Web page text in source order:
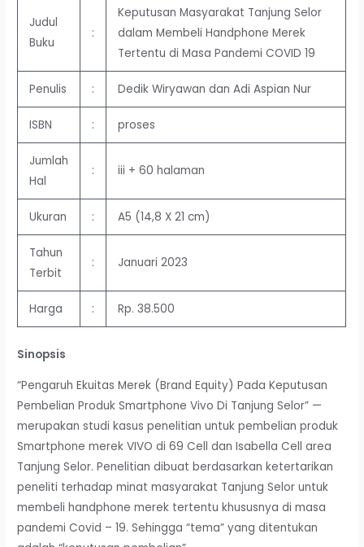
Judul
Buku
:
Keputusan Masyarakat Tanjung Selor
dalam Membeli Handphone Merek
Tertentu di Masa Pandemi COVID 19
Penulis : Dedik Wiryawan dan Adi Aspian Nur
ISBN : proses
Jumlah
Hal
: iii + 60 halaman
Ukuran : A5 (14,8 X 21 cm)
Tahun
Terbit
: Januari 2023
Harga : Rp. 38.500
Sinopsis
“Pengaruh Ekuitas Merek (Brand Equity) Pada Keputusan
Pembelian Produk Smartphone Vivo Di Tanjung Selor” —
merupakan studi kasus penelitian untuk pembelian produk
Smartphone merek VIVO di 69 Cell dan Isabella Cell area
Tanjung Selor. Penelitian dibuat berdasarkan ketertarikan
peneliti terhadap minat masyarakat Tanjung Selor untuk
membeli handphone merek tertentu khususnya di masa
pandemi Covid – 19. Sehingga “tema” yang ditentukan